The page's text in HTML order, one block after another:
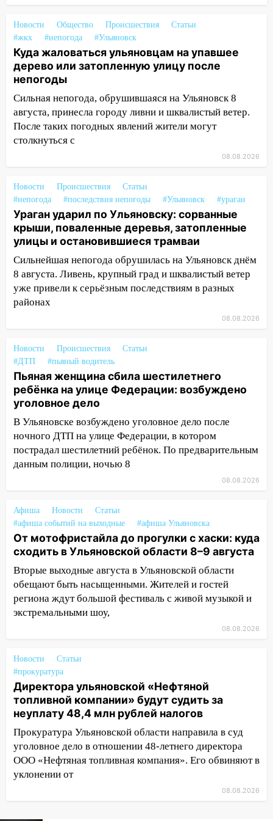
светофор
14:14 Студента из Ульяновска обманули
мошенники под видом преподавателя
Куда жаловаться ульяновцам на
упавшее дерево или затопленную улицу
после непогоды
13:59 В Новом городе ураганным
13:54
В мэрии Ульяновска рассказали,
как устраняют последствия мощного
шторма
13:49 Стихия продолжает крушить
Ульяновск: дерево рухнуло на дом на
Орджоникидзе
13:47 На Нижней Террасе мощным
ветром вырвало дерево с корнем
Сильный ветер сорвал крышу с
13:35
Непогода продолжает бить по
транспорту: в Ульяновске трамвай
сошёл с рельсов
13:22 Упавшие деревья перекрыли
дороги в Ульяновске: фото
13:17 Непогода в Ульяновске не
закончится сегодня: сильные ливни
сохранятся 9 августа
житель Вешкаймского района похитил у
знакомого 191 тысячу рублей
13:14 Ураган оторвал светофор на
проспекте Филатова в Ульяновске
13:12 Дерево пробило крышу дома на
Новгородской в Ульяновске и рухнуло
на электрощит
В Заволжском районе дерево
13:08
Ураган ударил по Ульяновску:
сорванные крыши, поваленные деревья,
затопленные улицы и остановившиеся
трамваи
12:17 Ульяновск накрыл крупный град:
после ливня город снова уходит под
воду
12:12 Прокуратура взяла на контроль
ДТП с шестилетним ребёнком на улице
Новости Общество Происшествия
Статьи
#жкх
#непогода #Ульяновск
Куда жаловаться ульяновцам на упавшее
дерево или затопленную улицу после
непогоды
Сильная непогода, обрушившаяся на Ульяновск 8
августа, принесла городу ливни и шквалистый ветер.
После таких погодных явлений жители могут
столкнуться с
08.08.2026
Новости Происшествия
Статьи
#непогода
#последствия непогоды #Ульяновск #ураган
Ураган ударил по Ульяновску: сорванные
крыши, поваленные деревья, затопленные
улицы и остановившиеся трамваи
Сильнейшая непогода обрушилась на Ульяновск днём
8 августа. Ливень, крупный град и шквалистый ветер
уже привели к серьёзным последствиям в разных
районах
08.08.2026
Новости Происшествия
Статьи
#ДТП
#пьяный водитель
Пьяная женщина сбила шестилетнего
ребёнка на улице Федерации: возбуждено
уголовное дело
В Ульяновске возбуждено уголовное дело после
ночного ДТП на улице Федерации, в котором
пострадал шестилетний ребёнок. По предварительным
данным полиции, ночью 8
08.08.2026
Афиша Новости
Статьи
#афиша событий на выходные
#афиша Ульяновска
От мотофристайла до прогулки с хаски: куда
сходить в Ульяновской области 8–9 августа
Вторые выходные августа в Ульяновской области
обещают быть насыщенными. Жителей и гостей
региона ждут большой фестиваль с живой музыкой и
экстремальными шоу,
08.08.2026
Новости
Статьи
#прокуратура
Директора ульяновской «Нефтяной
топливной компании» будут судить за
неуплату 48,4 млн рублей налогов
Прокуратура Ульяновской области направила в суд
уголовное дело в отношении 48-летнего директора
ООО «Нефтяная топливная компания». Его обвиняют в
уклонении от
08.08.2026